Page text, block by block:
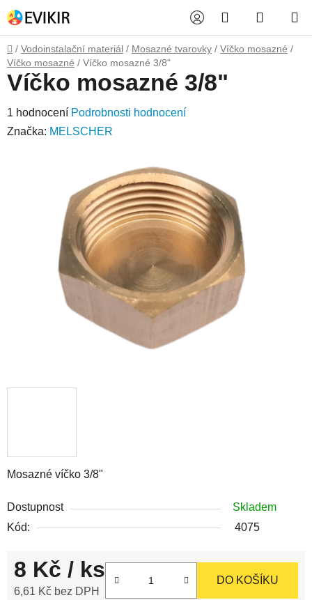
na
obsah
Hledat
KOŠÍK
Domů
/ Vodoinstalační materiál / Mosazné tvarovky / Víčko mosazné /
Víčko mosazné / Víčko mosazné 3/8"
Mosazné víčko 3/8"
Dostupnost
Skladem
Kód:
4075
8 Kč / ks
6,61 Kč bez DPH
DO KOŠÍKU
Víčko mosazné 3/8"
Průměrné
hodnocení
1 hodnocení Podrobnosti hodnocení
Značka: MELSCHER